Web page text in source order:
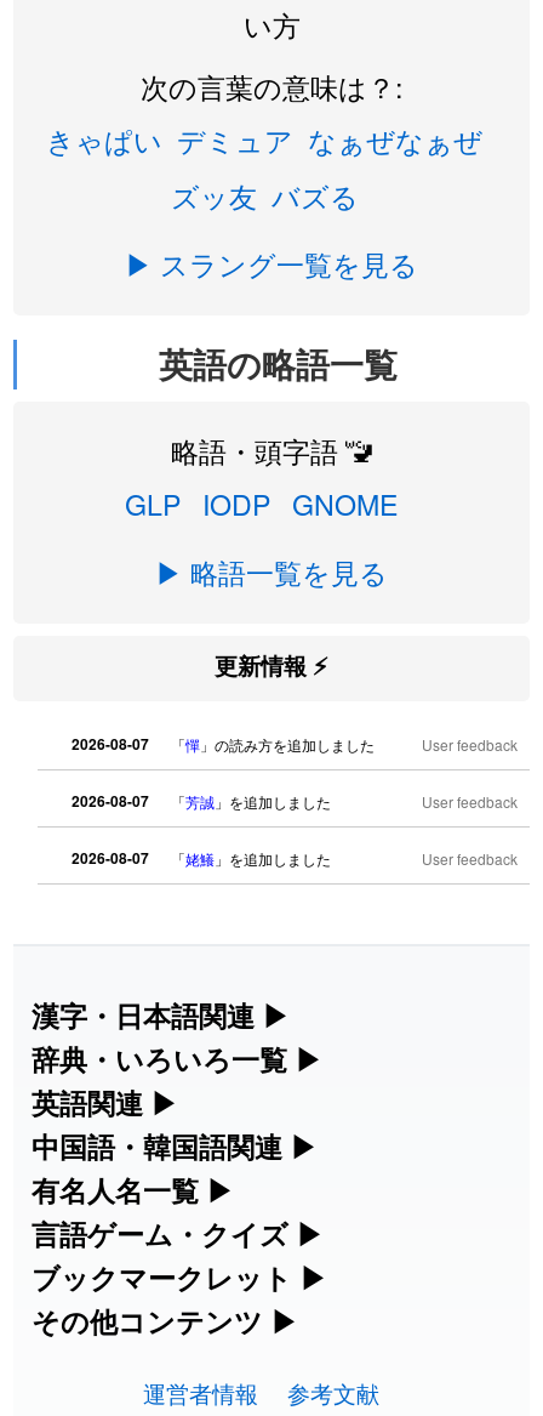
い方
次の言葉の意味は？:
きゃぱい デミュア なぁぜなぁぜ
ズッ友 バズる
▶ スラング一覧を見る
英語の略語一覧
略語・頭字語 🚾
GLP
IODP GNOME
▶ 略語一覧を見る
更新情報 ⚡
2026-08-07 「憚 」の読み方を追加しました User feedback
2026-08-07 「芳誠 」を追加しました User feedback
2026-08-07 「姥鱶 」を追加しました User feedback
2026-08-06 「 」のイメージを追加しました
2026-08-06 「 元旦」のイメージを追加しました
2026-08-06 「
2026-08-06
2026-08-06 胆石」のイメージを追加しました
2026-08-06 「下取」のイメージを追加しました
2026-08-06 「無性 」のイメージを追加しました
2026-08-06 「黃」のイメージを追加しました
漢字・日本語関連 ▶
漢字の読み方検索、手書き入力、書き順
練習など、日本語学習に役立つツールを
集めています。
人名漢字辞典 - 読み方検索
手書き漢字入力
漢字の書き方・書き順 書き取り練習
辞典・いろいろ一覧 ▶
部首・画数別の漢字一覧、熟語辞典、地
名・駅名検索など、各種リファレンスツ
ールです。
部首画数別漢字一覧
常用漢字一覧
英語関連 ▶
カタカナ語・略語の意味検索、発音記
号、リスニング練習など英語学習ツール
です。
カタカナ語の意味・発音・類語辞典
英語の発音記号一覧
中国語・韓国語関連 ▶
中国語のピンイン変換、韓国語の手書き
入力など、アジア言語学習ツールです。
手書き中国語入力 変換ツール
有名人名一覧 ▶
海外セレブやスポーツ選手の名前の読み
方・発音を確認できます。
海外有名人の苗字・名前一覧と発音
言語ゲーム・クイズ ▶
四字熟語パズルや漢字クイズなど、楽し
みながら学べるゲームです。
ブックマークレット ▶
ブラウザに登録して、どのサイトからで
す。
その他コンテンツ ▶
その他の便利ツールです。
運営者情報 参考文献